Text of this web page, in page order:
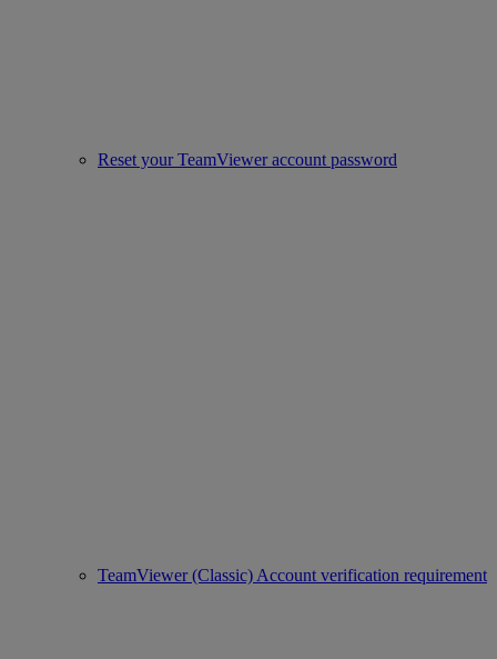
Reset your TeamViewer account password
TeamViewer (Classic) Account verification requirement